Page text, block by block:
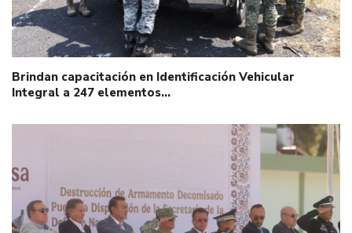
Brindan capacitación en Identificación Vehicular
Integral a 247 elementos…